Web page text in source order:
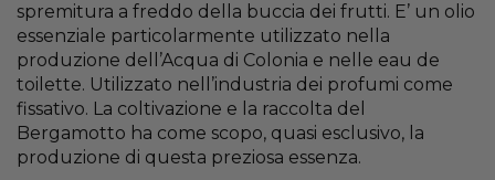
spremitura a freddo della buccia dei frutti. E’ un olio
essenziale particolarmente utilizzato nella
produzione dell’Acqua di Colonia e nelle eau de
toilette. Utilizzato nell’industria dei profumi come
fissativo. La coltivazione e la raccolta del
Bergamotto ha come scopo, quasi esclusivo, la
produzione di questa preziosa essenza.